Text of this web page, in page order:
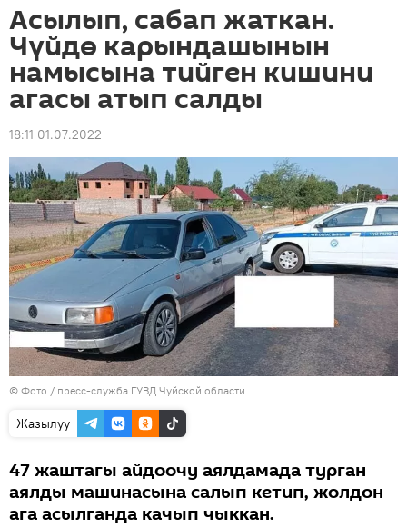
Асылып, сабап жаткан.
Чүйдө карындашынын
намысына тийген кишини
агасы атып салды
18:11 01.07.2022
© Фото / пресс-служба ГУВД Чуйской области
Жазылуу
47 жаштагы айдоочу аялдамада турган
аялды машинасына салып кетип, жолдон
ага асылганда качып чыккан.